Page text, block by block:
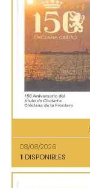
08/08/2026
1 DISPONIBLES